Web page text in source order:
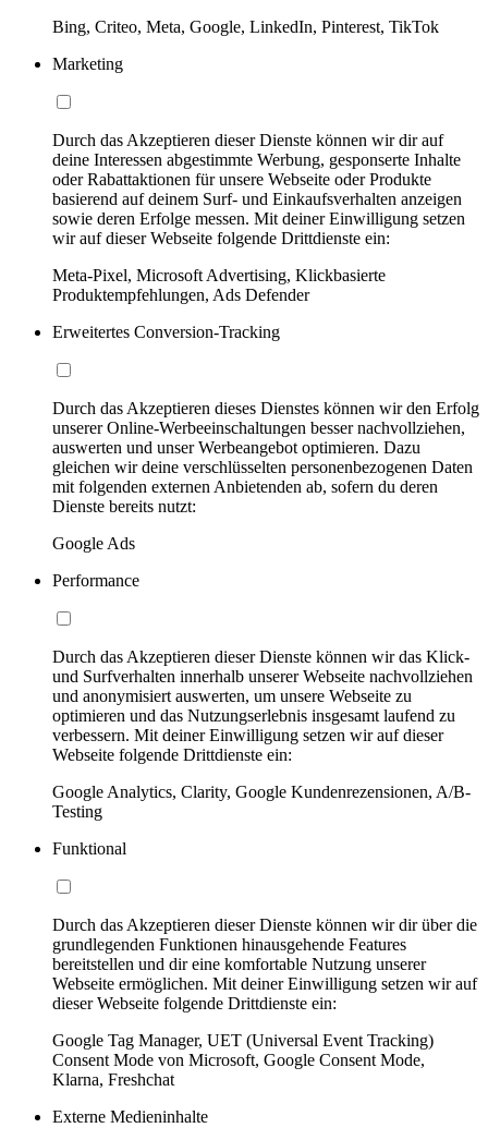
Bing, Criteo, Meta, Google, LinkedIn, Pinterest, TikTok
Marketing
Durch das Akzeptieren dieser Dienste können wir dir auf
deine Interessen abgestimmte Werbung, gesponserte Inhalte
oder Rabattaktionen für unsere Webseite oder Produkte
basierend auf deinem Surf- und Einkaufsverhalten anzeigen
sowie deren Erfolge messen. Mit deiner Einwilligung setzen
wir auf dieser Webseite folgende Drittdienste ein:
Meta-Pixel, Microsoft Advertising, Klickbasierte
Produktempfehlungen, Ads Defender
Erweitertes Conversion-Tracking
Durch das Akzeptieren dieses Dienstes können wir den Erfolg
unserer Online-Werbeeinschaltungen besser nachvollziehen,
auswerten und unser Werbeangebot optimieren. Dazu
gleichen wir deine verschlüsselten personenbezogenen Daten
mit folgenden externen Anbietenden ab, sofern du deren
Dienste bereits nutzt:
Google Ads
Performance
Durch das Akzeptieren dieser Dienste können wir das Klick-
und Surfverhalten innerhalb unserer Webseite nachvollziehen
und anonymisiert auswerten, um unsere Webseite zu
optimieren und das Nutzungserlebnis insgesamt laufend zu
verbessern. Mit deiner Einwilligung setzen wir auf dieser
Webseite folgende Drittdienste ein:
Google Analytics, Clarity, Google Kundenrezensionen, A/B-
Testing
Funktional
Durch das Akzeptieren dieser Dienste können wir dir über die
grundlegenden Funktionen hinausgehende Features
bereitstellen und dir eine komfortable Nutzung unserer
Webseite ermöglichen. Mit deiner Einwilligung setzen wir auf
dieser Webseite folgende Drittdienste ein:
Google Tag Manager, UET (Universal Event Tracking)
Consent Mode von Microsoft, Google Consent Mode,
Klarna, Freshchat
Externe Medieninhalte